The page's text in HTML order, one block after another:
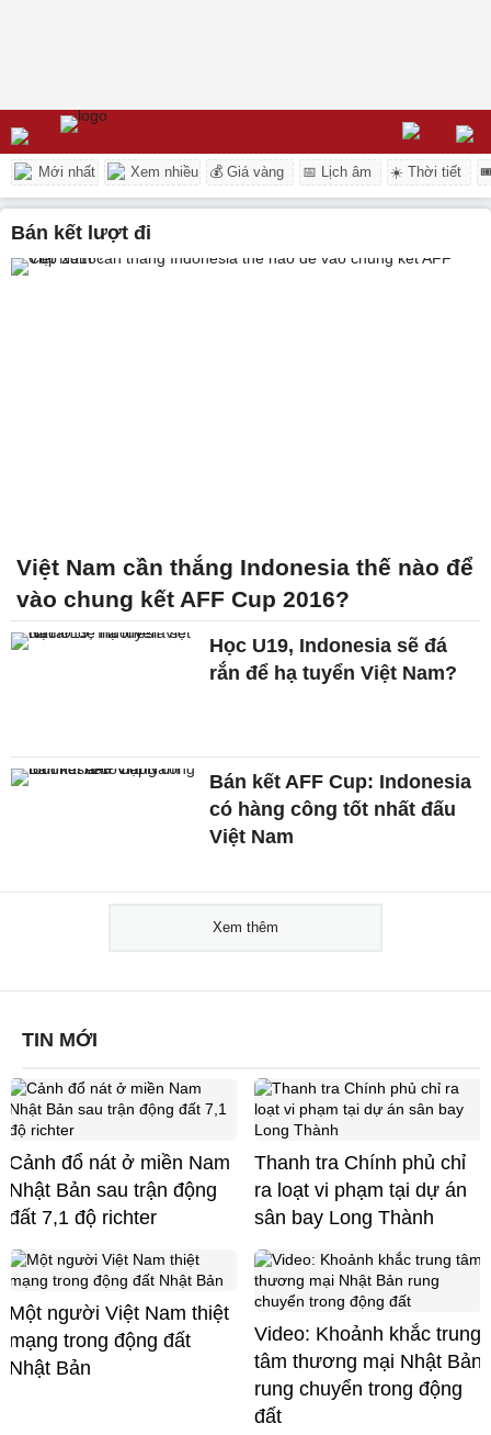
Mới nhất Xem nhiều 💰 Giá vàng 📅 Lịch âm ☀️ Thời tiết
bán kết lượt đi
Việt Nam cần thắng Indonesia thế nào để
vào chung kết AFF Cup 2016?
Học U19, Indonesia sẽ đá
rắn để hạ tuyển Việt Nam?
Bán kết AFF Cup: Indonesia
có hàng công tốt nhất đấu
Việt Nam
Xem thêm
TIN MỚI
Cảnh đổ nát ở miền Nam
Nhật Bản sau trận động
đất 7,1 độ richter
Thanh tra Chính phủ chỉ
ra loạt vi phạm tại dự án
sân bay Long Thành
Một người Việt Nam thiệt
mạng trong động đất
Nhật Bản
Video: Khoảnh khắc trung
tâm thương mại Nhật Bản
rung chuyển trong động
đất